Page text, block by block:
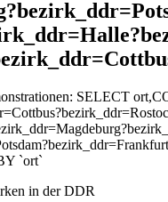
SELECT
`ort`